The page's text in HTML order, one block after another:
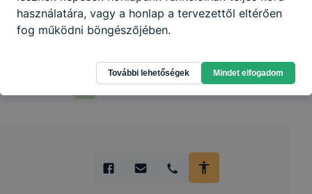
használatára, vagy a honlap a tervezettől eltérően
fog működni böngészőjében.
További lehetőségek Mindet elfogadom